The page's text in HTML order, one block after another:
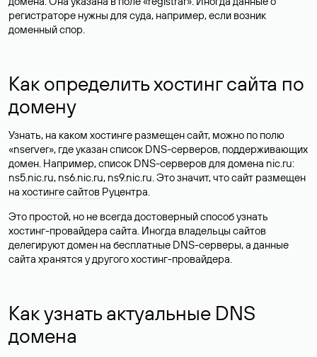
регистраторе нужны для суда, например, если возник
доменный спор.
Как определить хостинг сайта по
домену
Узнать, на каком хостинге размещен сайт, можно по полю
«nserver», где указан список DNS-серверов, поддерживающих
домен. Например, список DNS-серверов для домена nic.ru:
ns5.nic.ru, ns6.nic.ru, ns9.nic.ru. Это значит, что сайт размещен
на хостинге сайтов Руцентра.
Это простой, но не всегда достоверный способ узнать
хостинг-провайдера сайта. Иногда владельцы сайтов
делегируют домен на бесплатные DNS-серверы, а данные
сайта хранятся у другого хостинг-провайдера.
Как узнать актуальные DNS
домена